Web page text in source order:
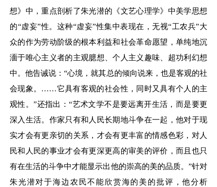
想》中，重点剖析了朱光潜的《文艺心理学》中美学思想
的“虚妄”性。这种“虚妄”性集中表现在，无视“工农兵”大
众的作为劳动阶级的根本利益和社会革命愿望，单纯地沉
湎于唯心主义者的主观臆想、个人主义趣味、超功利幻想
中。他告诫说：“心境，就其总的倾向说来，也是客观的社
会现象。……它具有客观的社会性，同时又具有个人的主
观性。”还指出：“艺术文学不是要远离开生活，而是要更
深入生活。作家只有和人民长期地斗争在一起，他对于现
实才会有更亲切的关系，才会有更丰富的情感色彩，对人
民和人民的事业才会有更深更高的审美的评价，而且也只
有在生活的斗争中才能显示出他的崇高的美的品质。”针对
朱光潜对于海边农民不能欣赏海的美的批评，他分析